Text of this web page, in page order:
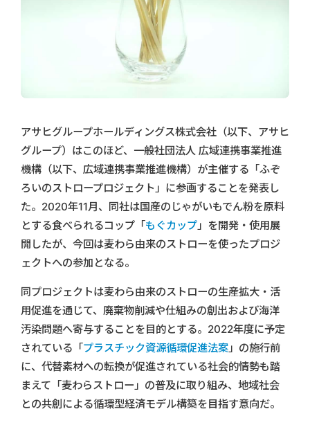
アサヒグループホールディングス株式会社（以下、アサヒ
グループ）はこのほど、一般社団法人 広域連携事業推進
機構（以下、広域連携事業推進機構）が主催する「ふぞ
ろいのストロープロジェクト」に参画することを発表し
た。2020年11月、同社は国産のじゃがいもでん粉を原料
とする食べられるコップ「もぐカップ 」を開発・使用展
開したが、今回は麦わら由来のストローを使ったプロジ
ェクトへの参加となる。
同プロジェクトは麦わら由来のストローの生産拡大・活
用促進を通じて、廃棄物削減や仕組みの創出および海洋
汚染問題へ寄与することを目的とする。2022年度に予定
されている「プラスチック資源循環促進法案 」の施行前
に、代替素材への転換が促進されている社会的情勢も踏
まえて「麦わらストロー」の普及に取り組み、地域社会
との共創による循環型経済モデル構築を目指す意向だ。